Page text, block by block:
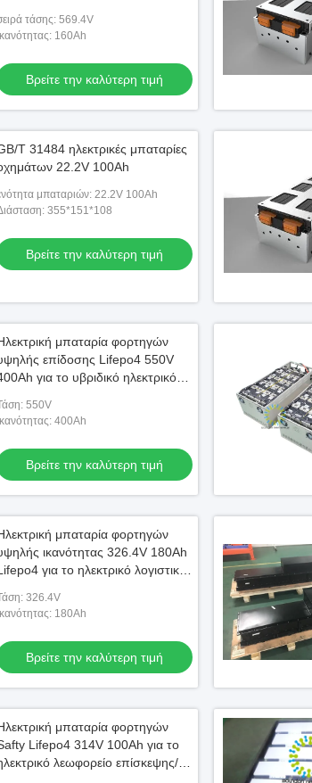
τάσης: 569.4V
Ικανότητας: 160Ah
Βρείτε την καλύτερη τιμή
T 31484 ηλεκτρικές μπαταρίες
22.2V 100Ah
μπαταριών: 22.2V 100Ah
355*151*108
Βρείτε την καλύτερη τιμή
μπαταρία φορτηγών
επίδοσης Lifepo4 550V
για το υβριδικό ηλεκτρικό
550V
Ικανότητας: 400Ah
Βρείτε την καλύτερη τιμή
μπαταρία φορτηγών
ικανότητας 326.4V 180Ah
για το ηλεκτρικό λογιστικό
326.4V
Ικανότητας: 180Ah
Βρείτε την καλύτερη τιμή
μπαταρία φορτηγών
Lifepo4 314V 100Ah για το
λεωφορείο επίσκεψης/